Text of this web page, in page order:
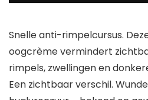
Snelle anti-rimpelcursus.
oogcrème vermindert
rimpels, zwellingen en
Een zichtbaar verschil.